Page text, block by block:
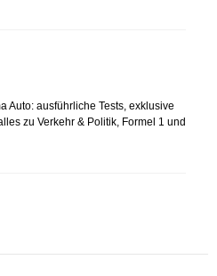
Auto: ausführliche Tests, exklusive
zu Verkehr & Politik, Formel 1 und